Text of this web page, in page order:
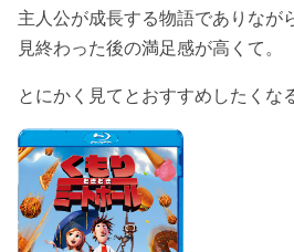
主人公が成長する物語でありなが
見終わった後の満足感が高くて。
とにかく見てとおすすめしたくな